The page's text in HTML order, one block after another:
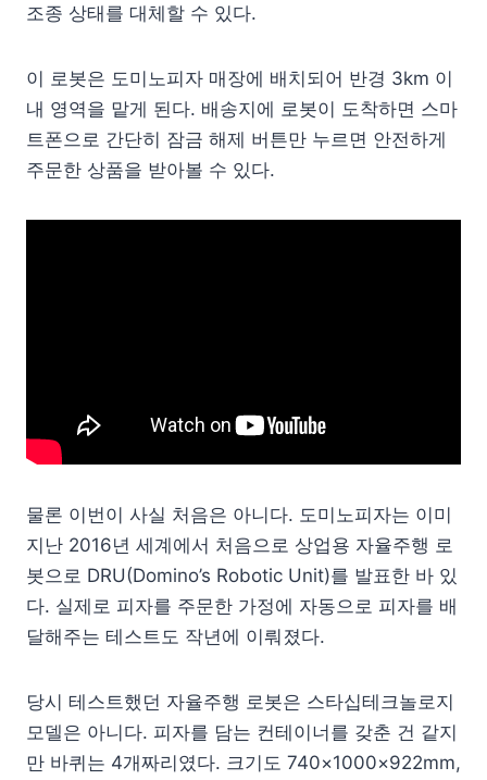
조종 상태를 대체할 수 있다.
이 로봇은 도미노피자 매장에 배치되어 반경 3km 이
내 영역을 맡게 된다. 배송지에 로봇이 도착하면 스마
트폰으로 간단히 잠금 해제 버튼만 누르면 안전하게
주문한 상품을 받아볼 수 있다.
물론 이번이 사실 처음은 아니다. 도미노피자는 이미
지난 2016년 세계에서 처음으로 상업용 자율주행 로
봇으로 DRU(Domino’s Robotic Unit)를 발표한 바 있
다. 실제로 피자를 주문한 가정에 자동으로 피자를 배
달해주는 테스트도 작년에 이뤄졌다.
당시 테스트했던 자율주행 로봇은 스타십테크놀로지
모델은 아니다. 피자를 담는 컨테이너를 갖춘 건 같지
만 바퀴는 4개짜리였다. 크기도 740×1000×922mm,